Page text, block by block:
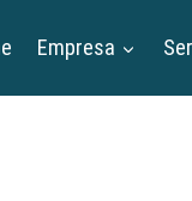
Empresa